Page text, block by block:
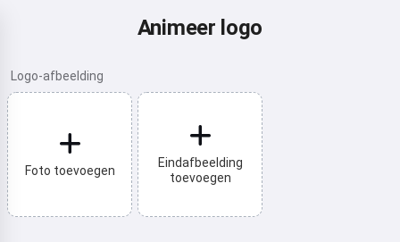
Animeer logo
Logo-afbeelding
Foto toevoegen
Eindafbeelding
toevoegen